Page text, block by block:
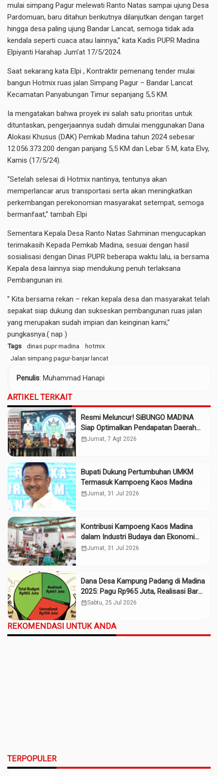
mulai simpang Pagur melewati Ranto Natas sampai ujung Desa
Pardomuan, baru ditahun berikutnya dilanjutkan dengan target
hingga desa paling ujung Bandar Lancat, semoga tidak ada
kendala seperti cuaca atau lainnya,” kata Kadis PUPR Madina
Elpiyanti Harahap Jum’at 17/5/2024.
Saat sekarang kata Elpi , Kontraktir pemenang tender mulai
bangun Hotmix ruas jalan Simpang Pagur – Bandar Lancat
Kecamatan Panyabungan Timur sepanjang 5,5 KM.
Ia mengatakan bahwa proyek ini salah satu prioritas untuk
dituntaskan, pengerjaannya sudah dimulai menggunakan Dana
Alokasi Khusus (DAK) Pemkab Madina tahun 2024 sebesar
12.056.373.200 dengan panjang 5,5 KM dan Lebar 5 M, kata Elvy,
Kamis (17/5/24).
“Setelah selesai di Hotmix nantinya, tentunya akan
memperlancar arus transportasi serta akan meningkatkan
perkembangan perekonomian masyarakat setempat, semoga
bermanfaat,” tambah Elpi
Sementara Kepala Desa Ranto Natas Sahminan mengucapkan
terimakasih Kepada Pemkab Madina, sesuai dengan hasil
sosialisasi dengan Dinas PUPR beberapa waktu lalu, ia bersama
Kepala desa lainnya siap mendukung penuh terlaksana
Pembangunan ini.
” Kita bersama rekan – rekan kepala desa dan masyarakat telah
sepakat siap dukung dan sukseskan pembangunan ruas jalan
yang merupakan sudah impian dan keinginan kami,”
pungkasnya.( nap )
Tags dinas pupr madina
hotmix
Jalan simpang pagur-banjar lancat
Penulis: Muhammad Hanapi
ARTIKEL TERKAIT
Resmi Meluncur! SiBUNGO MADINA
Siap Optimalkan Pendapatan Daerah
Madina
calendar_monthJumat, 7 Agt 2026
Bupati Dukung Pertumbuhan UMKM
Termasuk Kampoeng Kaos Madina
calendar_monthJumat, 31 Jul 2026
Kontribusi Kampoeng Kaos Madina
dalam Industri Budaya dan Ekonomi
Daerah
calendar_monthJumat, 31 Jul 2026
Dana Desa Kampung Padang di Madina
2025: Pagu Rp965 Juta, Realisasi Baru
Rp661 Juta
calendar_monthSabtu, 25 Jul 2026
REKOMENDASI UNTUK ANDA
TERPOPULER